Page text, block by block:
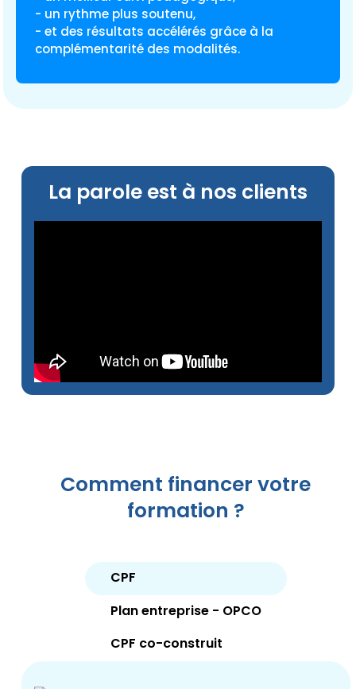
- un rythme plus soutenu,
- et des résultats accélérés grâce à la
complémentarité des modalités.
La parole est à nos clients
Comment financer votre
formation ?
CPF
Plan entreprise - OPCO
CPF co-construit